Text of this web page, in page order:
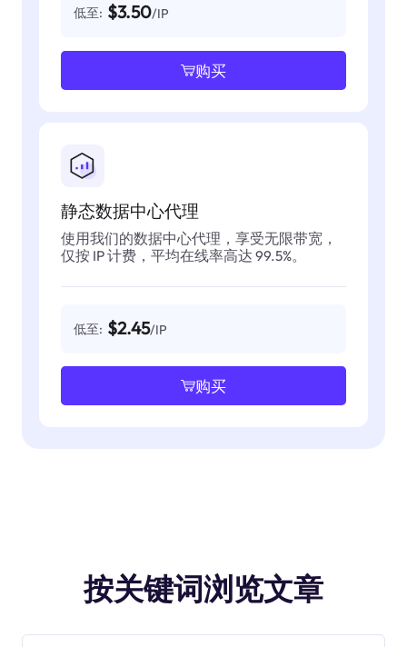
低至: $3.50/IP
购买
静态数据中心代理
使用我们的数据中心代理，享受无限带宽，
仅按 IP 计费，平均在线率高达 99.5%。
低至: $2.45/IP
购买
按关键词浏览文章